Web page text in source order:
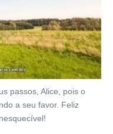
passos, Alice, pois o
a seu favor. Feliz